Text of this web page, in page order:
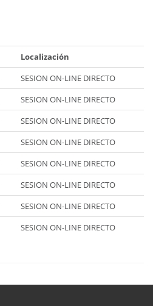
Localización
SESION ON-LINE DIRECTO
SESION ON-LINE DIRECTO
SESION ON-LINE DIRECTO
SESION ON-LINE DIRECTO
SESION ON-LINE DIRECTO
SESION ON-LINE DIRECTO
SESION ON-LINE DIRECTO
SESION ON-LINE DIRECTO